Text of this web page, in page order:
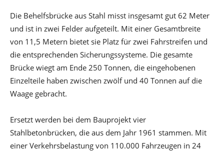
Die Behelfsbrücke aus Stahl misst insgesamt gut 62 Meter
und ist in zwei Felder aufgeteilt. Mit einer Gesamtbreite
von 11,5 Metern bietet sie Platz für zwei Fahrstreifen und
die entsprechenden Sicherungssysteme. Die gesamte
Brücke wiegt am Ende 250 Tonnen, die eingehobenen
Einzelteile haben zwischen zwölf und 40 Tonnen auf die
Waage gebracht.
Ersetzt werden bei dem Bauprojekt vier
Stahlbetonbrücken, die aus dem Jahr 1961 stammen. Mit
einer Verkehrsbelastung von 110.000 Fahrzeugen in 24